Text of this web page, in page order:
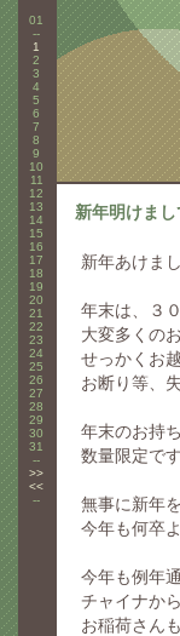
新年明けま
新年あけま
年末は、３
大変多くの
せっかくお
お断り等、
年末のお持
数量限定で
無事に新年
今年も何卒
今年も例年
チャイナか
お稲荷さん
01
--
1
2
3
4
5
6
7
8
9
10
11
12
13
14
15
16
17
18
19
20
21
22
23
24
25
26
27
28
29
30
31
--
>>
<<
--